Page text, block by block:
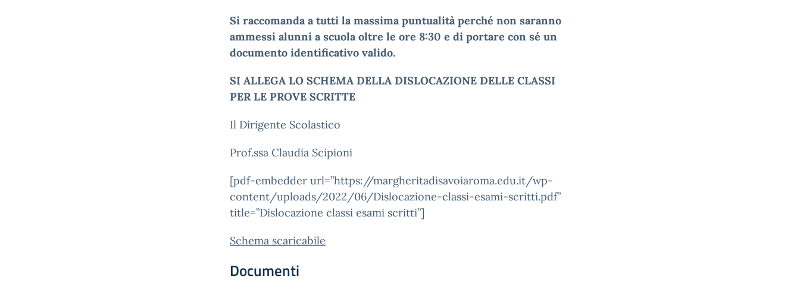
Si raccomanda a tutti la massima puntualità perché non saranno
ammessi alunni a scuola oltre le ore 8:30 e di portare con sé un
documento identificativo valido.
SI ALLEGA LO SCHEMA DELLA DISLOCAZIONE DELLE CLASSI
PER LE PROVE SCRITTE
Il Dirigente Scolastico
Prof.ssa Claudia Scipioni
[pdf-embedder url=”https://margheritadisavoiaroma.edu.it/wp-
content/uploads/2022/06/Dislocazione-classi-esami-scritti.pdf”
title=”Dislocazione classi esami scritti”]
Schema scaricabile
Documenti